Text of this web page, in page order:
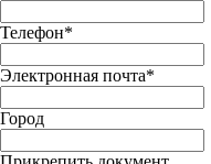
Телефон*
Электронная почта*
Город